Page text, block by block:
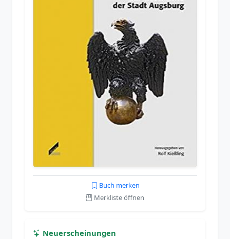
Buch merken
Merkliste öffnen
Neuerscheinungen